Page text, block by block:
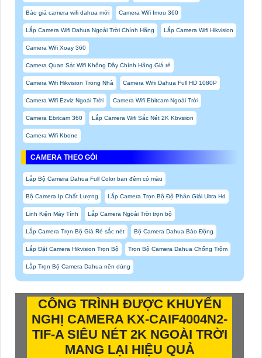
Báo giá camera wifi dahua mới Camera Wifi Imou 360
Lắp Camera Wifi Dahua Ngoài Trời Chính Hãng Lắp Camera Wifi Hikvision
Camera Wifi Xoay 360
Camera Quan Sát Wifi Không Dây Chính Hãng Giá rẻ
Camera Wifi Hikvision Trong Nhà Camera Wifii Dahua Full HD 1080P
Camera Wifi Ezviz Ngoài Trời Camera Wifi Ebitcam Ngoài Trời
Camera Ebitcam 360 Lắp Camera Wifi Sắc Nét 2K Kbvsiion
Camera Wifi Kbone
CAMERA THEO GÓI
Lắp Bộ Camera Dahua Full Color ban đêm có màu
Bộ Camera Ip Chất Lượng Lắp Camera Trọn Bộ Độ Phân Giải Ultra Hd
Linh Kiện Máy Tính Lắp Camera Ngoài Trời trọn bộ
Lắp Camera Trọn Bộ Giá Rẻ sắc nét Bộ Camera Dahua Báo Động
Lắp Đặt Camera Hikvision Trọn Bộ Trọn Bộ Camera Dahua Chống Trộm
Lắp Trọn Bộ Camera Dahua nên dùng
CÔNG TRÌNH ĐƯỢC KHUYẾN
NGHỊ CAMERA KX-CAIF4004N2-
TIF-A SIÊU NÉT 2K NGOÀI TRỜI
MANG LẠI HIỆU QUẢ